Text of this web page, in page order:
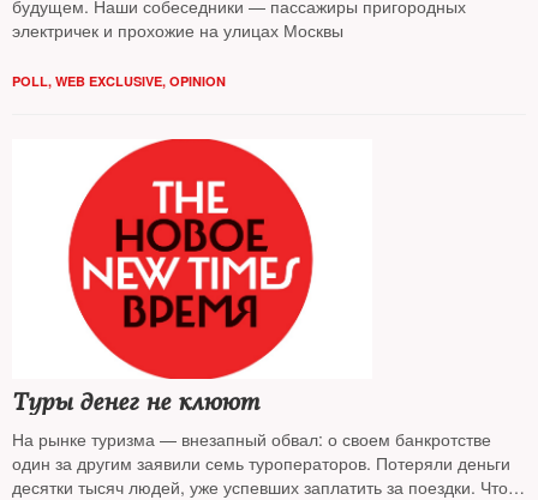
будущем. Наши собеседники — пассажиры пригородных
электричек и прохожие на улицах Москвы
POLL, WEB EXCLUSIVE, OPINION
Туры денег не клюют
На рынке туризма — внезапный обвал: о своем банкротстве
один за другим заявили семь туроператоров. Потеряли деньги
десятки тысяч людей, уже успевших заплатить за поездки. Что